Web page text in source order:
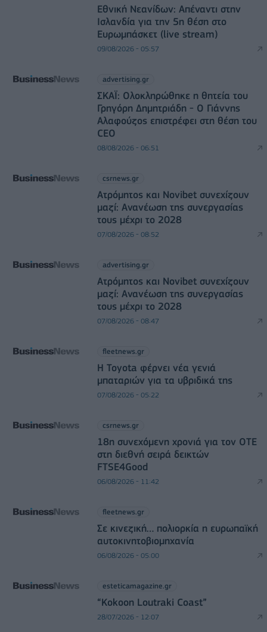
Εθνική Νεανίδων: Απέναντι στην
Ισλανδία για την 5η θέση στο
Ευρωμπάσκετ (live stream)
09/08/2026 - 05:57
advertising.gr
ΣΚΑΪ: Ολοκληρώθηκε η θητεία του
Γρηγόρη Δημητριάδη - Ο Γιάννης
Αλαφούζος επιστρέφει στη θέση του
CEO
08/08/2026 - 06:51
csrnews.gr
Ατρόμητος και Novibet συνεχίζουν
μαζί: Ανανέωση της συνεργασίας
τους μέχρι το 2028
07/08/2026 - 08:52
advertising.gr
Ατρόμητος και Novibet συνεχίζουν
μαζί: Ανανέωση της συνεργασίας
τους μέχρι το 2028
07/08/2026 - 08:47
fleetnews.gr
Η Toyota φέρνει νέα γενιά
μπαταριών για τα υβριδικά της
07/08/2026 - 05:22
csrnews.gr
18η συνεχόμενη χρονιά για τον ΟΤΕ
στη διεθνή σειρά δεικτών
FTSE4Good
06/08/2026 - 11:42
fleetnews.gr
Σε κινεζική… πολιορκία η ευρωπαϊκή
αυτοκινητοβιομηχανία
06/08/2026 - 05:00
esteticamagazine.gr
“Kokoon Loutraki Coast”
28/07/2026 - 12:07